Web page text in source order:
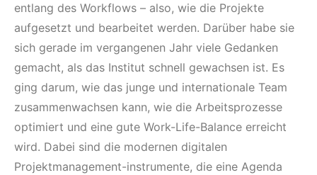
entlang des Workflows – also, wie die Projekte
aufgesetzt und bearbeitet werden. Darüber habe sie
sich gerade im vergangenen Jahr viele Gedanken
gemacht, als das Institut schnell gewachsen ist. Es
ging darum, wie das junge und internationale Team
zusammenwachsen kann, wie die Arbeitsprozesse
optimiert und eine gute Work-Life-Balance erreicht
wird. Dabei sind die modernen digitalen
Projektmanagement-instrumente, die eine Agenda